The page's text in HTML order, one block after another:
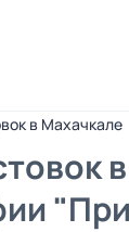
в Махачкале